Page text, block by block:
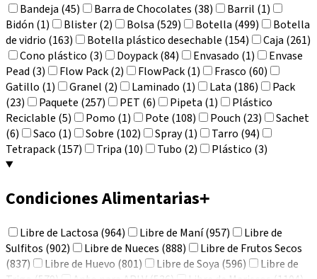
Bandeja (45) Barra de Chocolates (38)
Barril (1)
Bidón (1)
Blister (2) Bolsa (529) Botella (499)
Botella
de vidrio (163)
Botella plástico desechable (154)
Caja (261)
Cono plástico (3)
Doypack (84) Envasado (1)
Envase
Pead (3)
Flow Pack (2) FlowPack (1)
Frasco (60)
Gatillo (1)
Granel (2) Laminado (1) Lata (186)
Pack
(23)
Paquete (257) PET (6) Pipeta (1)
Plástico
Reciclable (5)
Pomo (1) Pote (108) Pouch (23)
Sachet
(6)
Saco (1) Sobre (102) Spray (1)
Tarro (94)
Tetrapack (157)
Tripa (10) Tubo (2) Plástico (3)
Condiciones Alimentarias+
Libre de Lactosa (964) Libre de Maní (957)
Libre de
Sulfitos (902)
Libre de Nueces (888)
Libre de Frutos Secos
(837)
Libre de Huevo (801) Libre de Soya (596)
Libre de